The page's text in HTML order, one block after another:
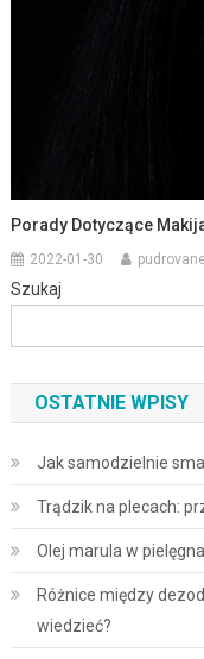
Porady Dotyczące
2022-01-30
Szukaj
OSTATNIE WPISY
Jak samodzielnie
Trądzik na plecach:
Olej marula w
Różnice między
wiedzieć?